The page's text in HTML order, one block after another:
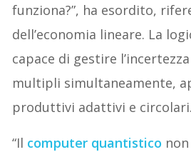
funziona?”, ha esordito,
dell’economia lineare. La
capace di gestire
multipli simultaneamente,
produttivi adattivi e circolari.
“Il computer quantistico